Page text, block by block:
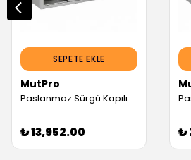
SEPETE EKLE
MutPro
Paslanmaz Sürgü Kapılı Duvar Dolabı 120cm, İki Katlı (430 Kalite, Ara Raflı)
₺ 13,952.00 ₺